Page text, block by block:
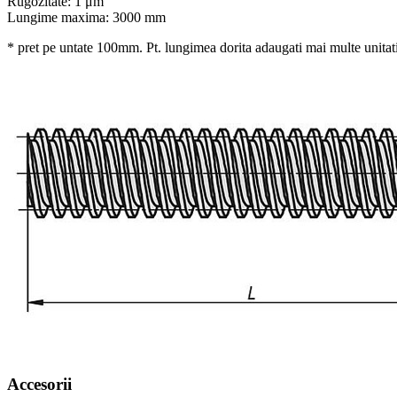
Lungime maxima: 3000 mm
* pret pe untate 100mm. Pt. lungimea dorita adaugati mai multe
Accesorii